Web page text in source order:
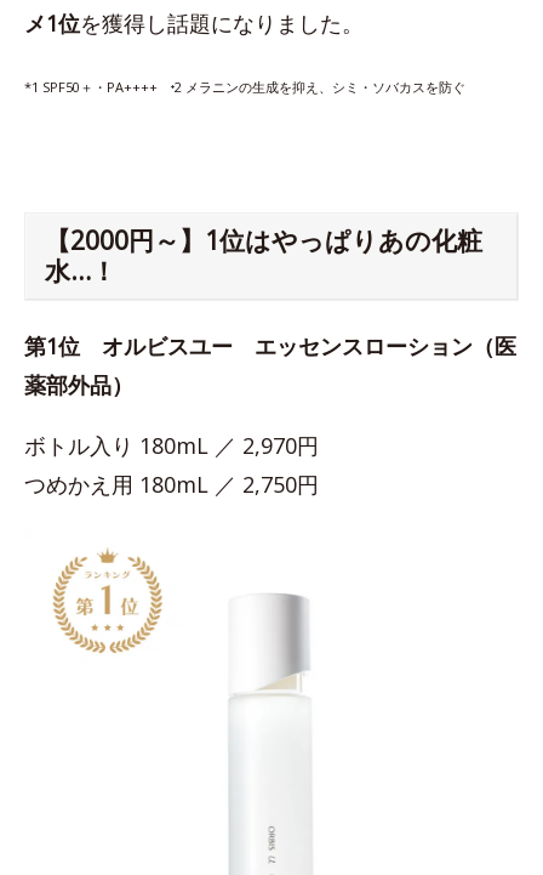
メ1位を獲得し話題になりました。
*1 SPF50＋・PA++++ ⁺2 メラニンの生成を抑え、シミ・ソバカスを防ぐ
【2000円～】1位はやっぱりあの化粧
水…！
第1位 オルビスユー エッセンスローション（医
薬部外品）
ボトル入り 180mL ／ 2,970円
つめかえ用 180mL ／ 2,750円